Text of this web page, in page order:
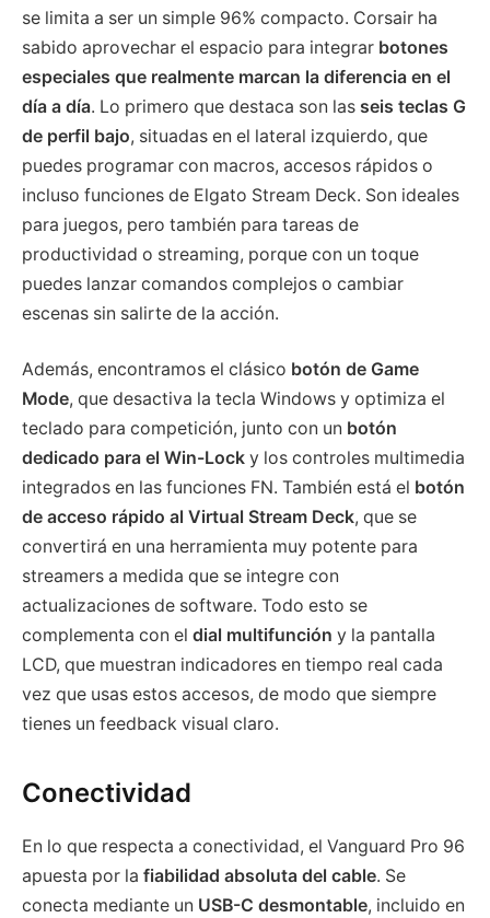
se limita a ser un simple 96% compacto. Corsair ha
sabido aprovechar el espacio para integrar botones
especiales que realmente marcan la diferencia en el
día a día. Lo primero que destaca son las seis teclas G
de perfil bajo, situadas en el lateral izquierdo, que
puedes programar con macros, accesos rápidos o
incluso funciones de Elgato Stream Deck. Son ideales
para juegos, pero también para tareas de
productividad o streaming, porque con un toque
puedes lanzar comandos complejos o cambiar
escenas sin salirte de la acción.
Además, encontramos el clásico botón de Game
Mode, que desactiva la tecla Windows y optimiza el
teclado para competición, junto con un botón
dedicado para el Win-Lock y los controles multimedia
integrados en las funciones FN. También está el botón
de acceso rápido al Virtual Stream Deck, que se
convertirá en una herramienta muy potente para
streamers a medida que se integre con
actualizaciones de software. Todo esto se
complementa con el dial multifunción y la pantalla
LCD, que muestran indicadores en tiempo real cada
vez que usas estos accesos, de modo que siempre
tienes un feedback visual claro.
Conectividad
En lo que respecta a conectividad, el Vanguard Pro 96
apuesta por la fiabilidad absoluta del cable. Se
conecta mediante un USB-C desmontable, incluido en